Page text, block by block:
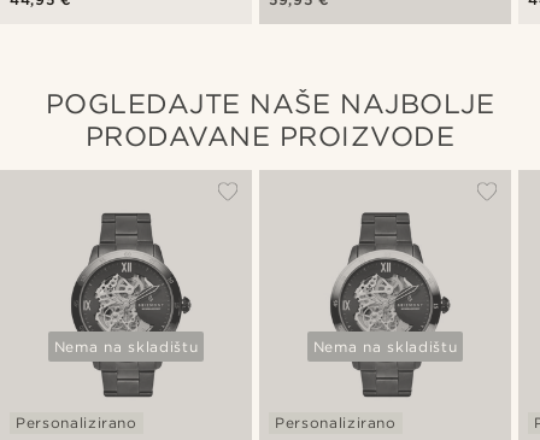
osjetljivim na dodir
POGLEDAJTE NAŠE NAJBOLJE
PRODAVANE PROIZVODE
Nema na skladištu
Personalizirano
Nema na skladištu
Personalizirano